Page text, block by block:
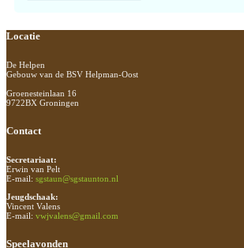
Footer
Locatie
De Helpen
Gebouw van de BSV Helpman-Oost
Groenesteinlaan 16
9722BX Groningen
Contact
Secretariaat:
Erwin van Pelt
E-mail: sgstaun@sgstaunton.nl
Jeugdschaak:
Vincent Valens
E-mail: vwjvalens@gmail.com
Speelavonden